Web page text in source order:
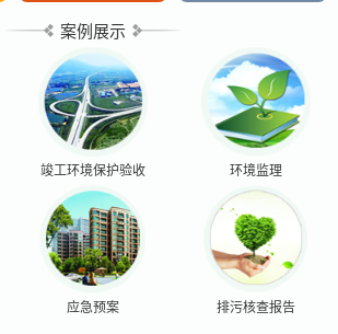
案例展示
竣工环境保护验收 环境监理
应急预案 排污核查报告